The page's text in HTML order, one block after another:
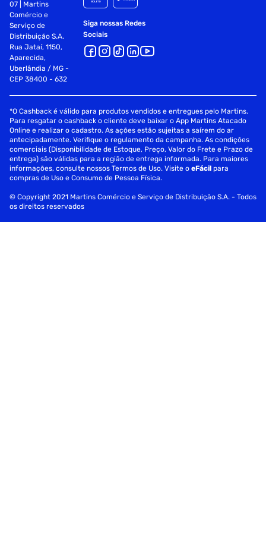
07 | Martins
Comércio e
Serviço de
Distribuição S.A.
Rua Jataí, 1150,
Aparecida,
Uberlândia / MG -
CEP 38400 - 632
Siga nossas Redes
Sociais
*O Cashback é válido para produtos vendidos e entregues pelo Martins.
Para resgatar o cashback o cliente deve baixar o App Martins Atacado
Online e realizar o cadastro. As ações estão sujeitas a saírem do ar
antecipadamente. Verifique o regulamento da campanha. As condições
comerciais (Disponibilidade de Estoque, Preço, Valor do Frete e Prazo de
entrega) são válidas para a região de entrega informada. Para maiores
informações, consulte nossos Termos de Uso. Visite oeFácil para
compras de Uso e Consumo de Pessoa Física.
© Copyright 2021 Martins Comércio e Serviço de Distribuição S.A. - Todos
os direitos reservados